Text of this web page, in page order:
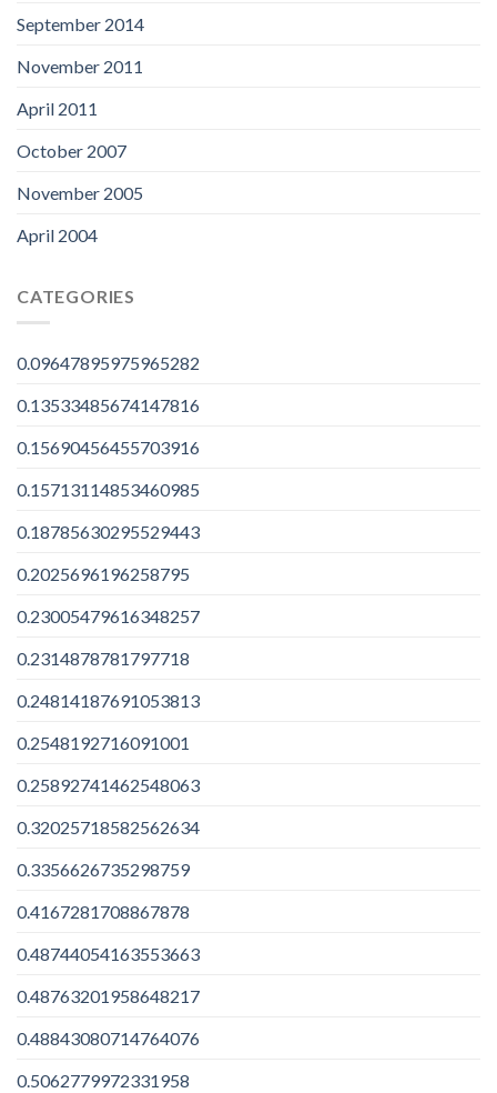
September 2014
November 2011
April 2011
October 2007
November 2005
April 2004
CATEGORIES
0.09647895975965282
0.13533485674147816
0.15690456455703916
0.15713114853460985
0.18785630295529443
0.2025696196258795
0.23005479616348257
0.2314878781797718
0.24814187691053813
0.2548192716091001
0.25892741462548063
0.32025718582562634
0.3356626735298759
0.4167281708867878
0.48744054163553663
0.48763201958648217
0.48843080714764076
0.5062779972331958